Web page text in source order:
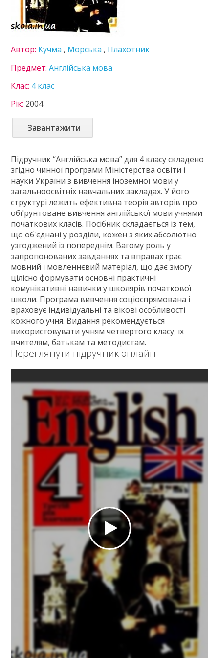
5 клас
6 клас
8 клас
10 клас
11 клас
ГДЗ
Статті
Зв'язок
Автор: Кучма , Морська , Плахотник
Предмет:Англійська мова
Клас: 4 клас
Рік: 2004
Завантажити
Підручник “Англійська мова” для 4 класу складено
згідно чинної програми Міністерства освіти і
науки України з вивчення іноземної мови у
загальноосвітніх навчальних закладах. У його
структурі лежить ефективна теорія авторів про
обґрунтоване вивчення англійської мови учнями
початкових класів. Посібник складається із тем,
що об'єднані у розділи, кожен з яких абсолютно
узгоджений із попереднім. Вагому роль у
запропонованих завданнях та вправах грає
мовний і мовленнєвий матеріал, що дає змогу
цілісно формувати основні практичні
комунікативні навички у школярів початкової
школи. Програма вивчення соціоспрямована і
враховує індивідуальні та вікові особливості
кожного учня. Видання рекомендується
використовувати учням четвертого класу, їх
вчителям, батькам та методистам.
Переглянути підручник онлайн